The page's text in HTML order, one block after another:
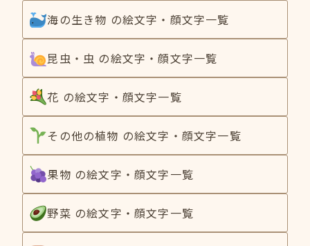
海の生き物 の絵文字・顔文字一覧
昆虫・虫 の絵文字・顔文字一覧
花 の絵文字・顔文字一覧
その他の植物 の絵文字・顔文字一覧
果物 の絵文字・顔文字一覧
野菜 の絵文字・顔文字一覧